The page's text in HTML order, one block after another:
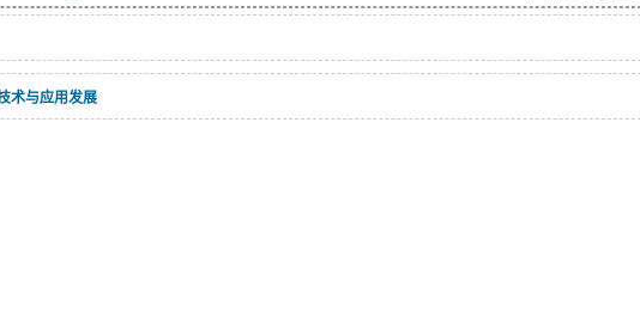
术与应用发展